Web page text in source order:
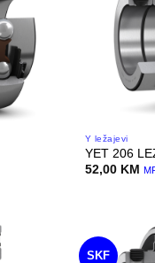
Y ležajevi
YET 206
52,00 KM
SKF